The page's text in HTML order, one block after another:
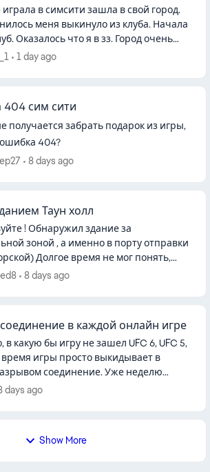
в симсити зашла в свой город.
меня выкинуло из клуба. Начала
Оказалось что я в зз. Город очень
Ещё до всех санкций. Качала
1 day ago
сим сити
получается забрать подарок из игры,
404?
8 days ago
Таун холл
! Обнаружил здание за
зоной , а именно в порту отправки
Долгое время не мог понять,
порт ругается, требовал
8 days ago
в каждой онлайн игре
в какую бы игру не зашел UFC 6, UFC 5,
время игры просто выкидывает в
соединение. Уже неделю
такое. Ближе к 6 утра отпускает и
days ago
Show More